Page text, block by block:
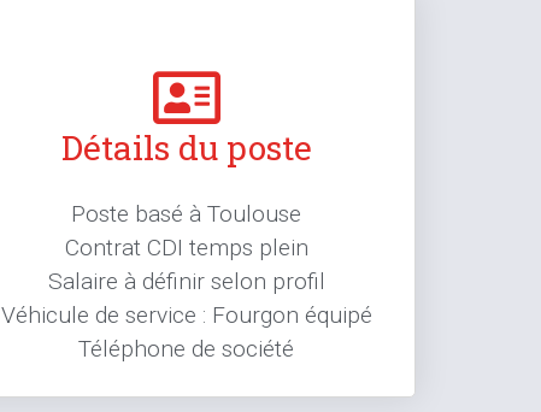
Détails du poste
Poste basé à Toulouse
Contrat CDI temps plein
Salaire à définir selon profil
Véhicule de service : Fourgon équipé
Téléphone de société